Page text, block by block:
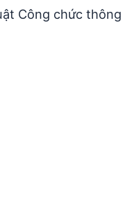
Công chức thông